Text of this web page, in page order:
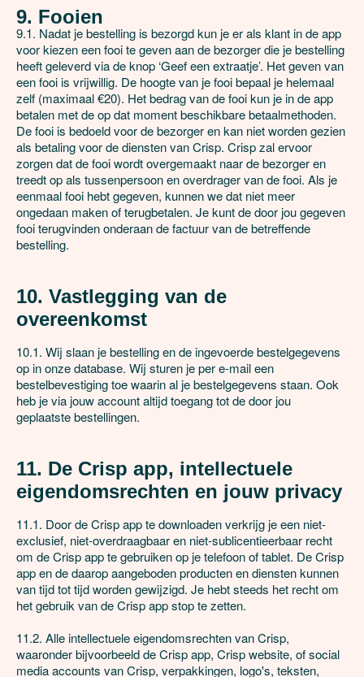
9. Fooien
9.1. Nadat je bestelling is bezorgd kun je er als klant in de app
voor kiezen een fooi te geven aan de bezorger die je bestelling
heeft geleverd via de knop ‘Geef een extraatje’. Het geven van
een fooi is vrijwillig. De hoogte van je fooi bepaal je helemaal
zelf (maximaal €20). Het bedrag van de fooi kun je in de app
betalen met de op dat moment beschikbare betaalmethoden.
De fooi is bedoeld voor de bezorger en kan niet worden gezien
als betaling voor de diensten van Crisp. Crisp zal ervoor
zorgen dat de fooi wordt overgemaakt naar de bezorger en
treedt op als tussenpersoon en overdrager van de fooi. Als je
eenmaal fooi hebt gegeven, kunnen we dat niet meer
ongedaan maken of terugbetalen. Je kunt de door jou gegeven
fooi terugvinden onderaan de factuur van de betreffende
bestelling.
10. Vastlegging van de
overeenkomst
10.1. Wij slaan je bestelling en de ingevoerde bestelgegevens
op in onze database. Wij sturen je per e-mail een
bestelbevestiging toe waarin al je bestelgegevens staan. Ook
heb je via jouw account altijd toegang tot de door jou
geplaatste bestellingen.
11. De Crisp app, intellectuele
eigendomsrechten en jouw privacy
11.1. Door de Crisp app te downloaden verkrijg je een niet-
exclusief, niet-overdraagbaar en niet-sublicentieerbaar recht
om de Crisp app te gebruiken op je telefoon of tablet. De Crisp
app en de daarop aangeboden producten en diensten kunnen
van tijd tot tijd worden gewijzigd. Je hebt steeds het recht om
het gebruik van de Crisp app stop te zetten.
11.2. Alle intellectuele eigendomsrechten van Crisp,
waaronder bijvoorbeeld de Crisp app, Crisp website, of social
media accounts van Crisp, verpakkingen, logo's, teksten,